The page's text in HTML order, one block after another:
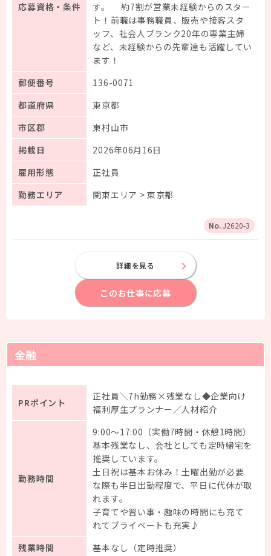
応募資格・条件
す。 約7割が営業未経験からのスター
ト！前職は事務職員、販売や接客スタ
ッフ、社会人ブランク20年の専業主婦
など、未経験からの先輩達も活躍してい
ます！
郵便番号
136-0071
都道府県
東京都
市区郡
東村山市
掲載日
2026年06月16日
雇用形態
正社員
勤務エリア
関東エリア > 東京都
J2620-3
詳細を見る
このお仕事に応募
金融
PRポイント
正社員＼7h勤務×残業なし◆企業向け
福利厚生プランナー／人材紹介
勤務時間
9:00～17:00（実働7時間・休憩1時間）
基本残業なし、会社としても定時帰宅を
推奨しています。
土日祝は基本お休み！土曜出勤が必要
な際も半日出勤程度で、平日に代休が取
れます。
子育てや習い事・趣味の時間にも充て
れてプライベートも充実♪
残業時間
基本なし（定時推奨）